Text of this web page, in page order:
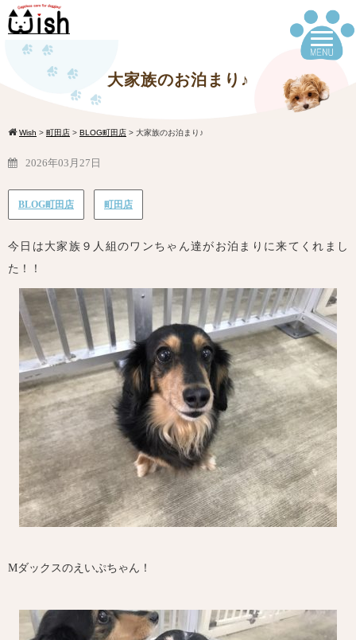
大家族のお泊まり♪
Wish > 町田店 > BLOG町田店 > 大家族のお泊まり♪
2026年03月27日
BLOG町田店 町田店
今日は大家族９人組のワンちゃん達がお泊まりに来てくれまし
た！！
Mダックスのえいぷちゃん！